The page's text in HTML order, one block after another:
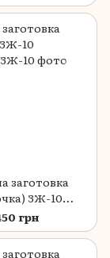
заготовка
ЗЖ-10
грн